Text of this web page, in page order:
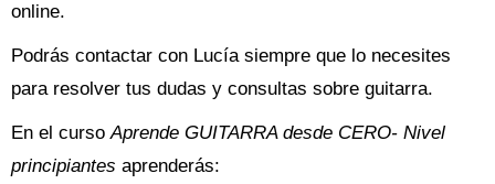
online.
Podrás contactar con Lucía siempre que lo necesites
para resolver tus dudas y consultas sobre guitarra.
En el cursoAprende GUITARRA desde CERO- Nivel
principiantes aprenderás: